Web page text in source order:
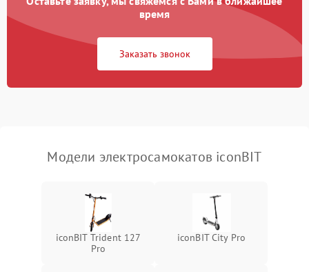
время
Заказать звонок
Модели электросамокатов iconBIT
iconBIT Trident 127
Pro
iconBIT City Pro